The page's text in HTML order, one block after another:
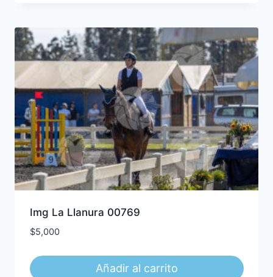
Img La Llanura 00769
$5,000
Añadir al carrito